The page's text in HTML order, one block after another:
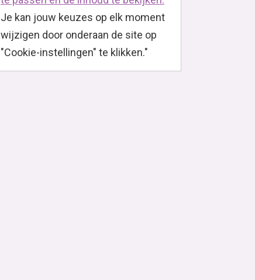
Je kan jouw keuzes op elk moment
wijzigen door onderaan de site op
"Cookie-instellingen" te klikken."